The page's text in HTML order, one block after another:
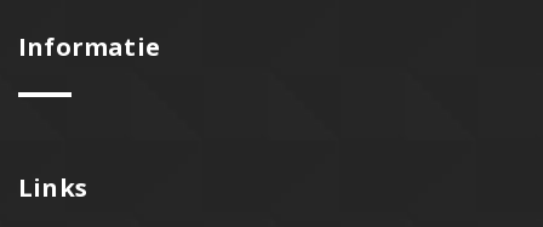
Informatie
Links